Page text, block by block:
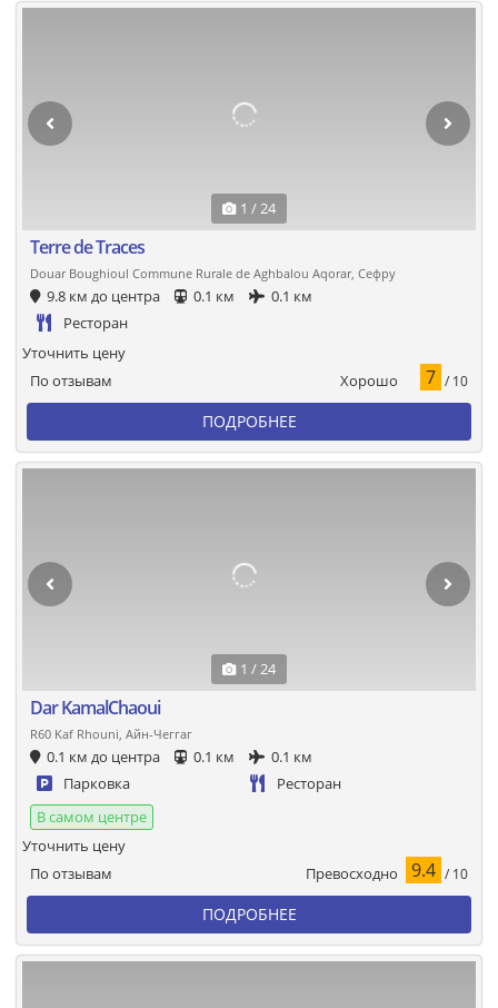
1 / 24
Terre de Traces
Douar Boughioul Commune Rurale de Aghbalou Aqorar, Сефру
9.8 км до центра 0.1 км
0.1 км
Ресторан
По отзывам Хорошо 7 / 10
Уточнить цену
ПОДРОБНЕЕ
1 / 24
Dar KamalChaoui
R60 Kaf Rhouni, Айн-Чеггаг
0.1 км до центра 0.1 км
0.1 км
Парковка
Ресторан
В самом центре
По отзывам Превосходно 9.4 / 10
Уточнить цену
ПОДРОБНЕЕ